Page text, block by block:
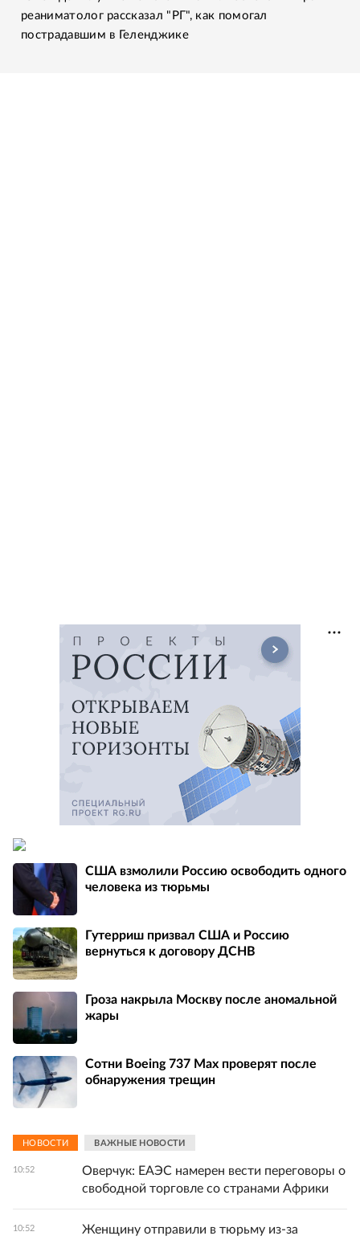
реаниматолог рассказал "РГ", как помогал
пострадавшим в Геленджике
США взмолили Россию освободить одного
человека из тюрьмы
Гутерриш призвал США и Россию
вернуться к договору ДСНВ
Гроза накрыла Москву после аномальной
жары
Сотни Boeing 737 Max проверят после
обнаружения трещин
НОВОСТИ ВАЖНЫЕ НОВОСТИ
10:52
Оверчук: ЕАЭС намерен вести переговоры о
свободной торговле со странами Африки
10:52
Женщину отправили в тюрьму из-за